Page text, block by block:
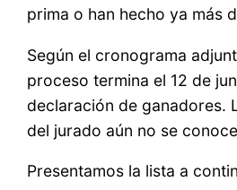
prima o han hecho ya más
Según el cronograma
proceso termina el 12 de
declaración de ganadores.
del jurado aún no se
Presentamos la lista a